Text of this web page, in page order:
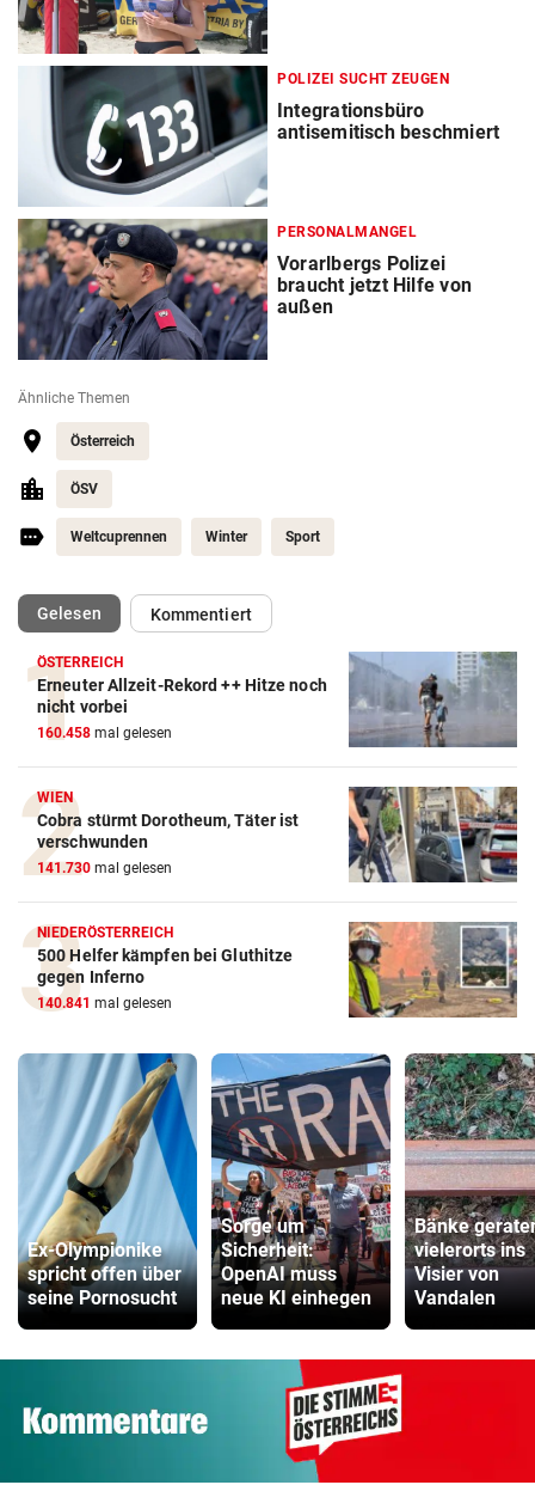
POLIZEI SUCHT ZEUGEN
Integrationsbüro
antisemitisch beschmiert
PERSONALMANGEL
Vorarlbergs Polizei
braucht jetzt Hilfe von
außen
Ähnliche Themen
Österreich
ÖSV
Weltcuprennen Winter Sport
Gelesen(ausgewählt)Kommentiert
ÖSTERREICH
Erneuter Allzeit-Rekord ++ Hitze noch
nicht vorbei
160.458 mal gelesen
WIEN
Cobra stürmt Dorotheum, Täter ist
verschwunden
141.730 mal gelesen
NIEDERÖSTERREICH
500 Helfer kämpfen bei Gluthitze
gegen Inferno
140.841 mal gelesen
Ex-Olympionike
spricht offen über
seine Pornosucht
Sorge um
Sicherheit:
OpenAI muss
neue KI einhegen
Bänke
vielerorts ins
Visier von
Vandalen